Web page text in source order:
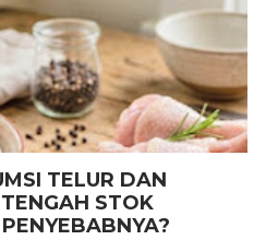
TELUR DAN
STOK